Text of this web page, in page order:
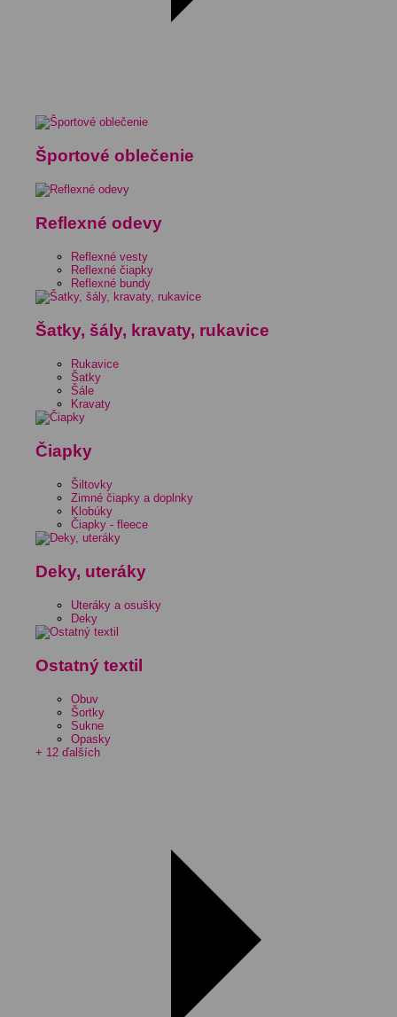
Športové oblečenie
Reflexné odevy
Reflexné vesty
Reflexné čiapky
Reflexné bundy
Šatky, šály, kravaty, rukavice
Rukavice
Šatky
Šále
Kravaty
Čiapky
Šiltovky
Zimné čiapky a doplnky
Klobúky
Čiapky - fleece
Deky, uteráky
Uteráky a osušky
Deky
Ostatný textil
Obuv
Šortky
Sukne
Opasky
+ 12 ďalších